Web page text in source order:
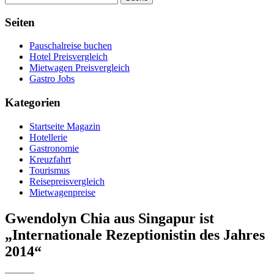
Seiten
Pauschalreise buchen
Hotel Preisvergleich
Mietwagen Preisvergleich
Gastro Jobs
Kategorien
Startseite Magazin
Hotellerie
Gastronomie
Kreuzfahrt
Tourismus
Reisepreisvergleich
Mietwagenpreise
Gwendolyn Chia aus Singapur ist
„Internationale Rezeptionistin des Jahres
2014“